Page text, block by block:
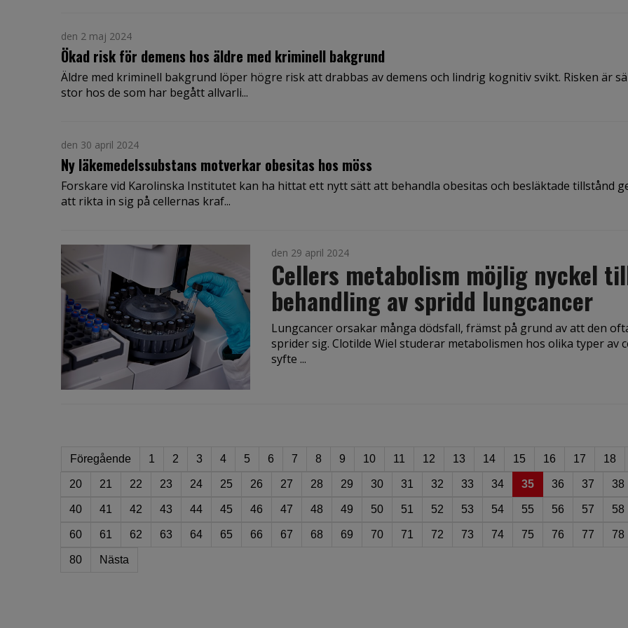
den 2 maj 2024
Ökad risk för demens hos äldre med kriminell bakgrund
Äldre med kriminell bakgrund löper högre risk att drabbas av demens och lindrig kognitiv svikt. Risken är
stor hos de som har begått allvarli...
den 30 april 2024
Ny läkemedelssubstans motverkar obesitas hos möss
Forskare vid Karolinska Institutet kan ha hittat ett nytt sätt att behandla obesitas och besläktade tillstånd
att rikta in sig på cellernas kraf...
den 29 april 2024
Cellers metabolism möjlig nyckel
behandling av spridd lungcancer
Lungcancer orsakar många dödsfall, främst på grund av att den
sprider sig. Clotilde Wiel studerar metabolismen hos olika typer av
syfte ...
Föregående 1 2 3 4 5 6 7 8 9 10 11 12 13 14 15 16 17 18
20 21 22 23 24 25 26 27 28 29 30 31 32 33 34 35 36 37 38
40 41 42 43 44 45 46 47 48 49 50 51 52 53 54 55 56 57 58
60 61 62 63 64 65 66 67 68 69 70 71 72 73 74 75 76 77 78
80 Nästa